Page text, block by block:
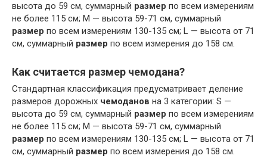
высота до 59 см, суммарный размер по всем измерениям
не более 115 см; M — высота 59-71 см, суммарный
размер по всем измерениям 130-135 см; L — высота от 71
см, суммарный размер по всем измерения до 158 см.
Как считается размер чемодана?
Стандартная классификация предусматривает деление
размеров дорожных чемоданов на 3 категории: S —
высота до 59 см, суммарный размер по всем измерениям
не более 115 см; M — высота 59-71 см, суммарный
размер по всем измерениям 130-135 см; L — высота от 71
см, суммарный размер по всем измерения до 158 см.